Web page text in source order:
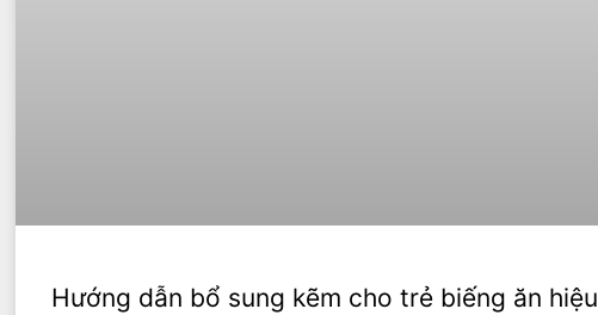
Hướng dẫn bổ sung kẽm cho trẻ biếng ăn hiệu